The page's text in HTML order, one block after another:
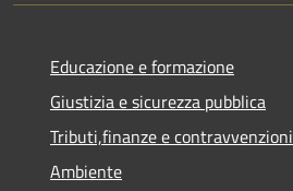
Educazione e formazione
Giustizia e sicurezza pubblica
Tributi,finanze e contravvenzioni
Ambiente